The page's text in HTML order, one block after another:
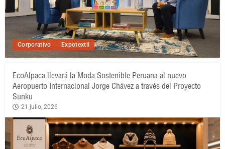
Corporativo Expotextil
EcoAlpaca llevará la Moda Sostenible Peruana al nuevo
Aeropuerto Internacional Jorge Chávez a través del Proyecto
Sunku
21 julio, 2026